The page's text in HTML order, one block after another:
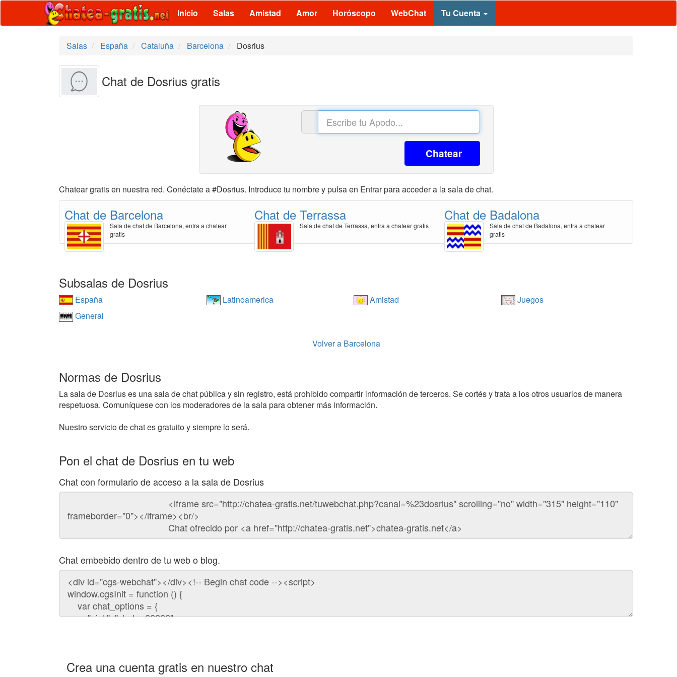
Inicio Salas Amistad Amor Horóscopo WebChat Tu Cuenta
Salas España Cataluña Barcelona Dosrius
Chat de Dosrius gratis
Chatear
Chatear gratis en nuestra red. Conéctate a #Dosrius. Introduce tu nombre y pulsa en Entrar para acceder a la sala de chat.
Chat de Barcelona
Sala de chat de Barcelona, entra a chatear
gratis
Chat de Terrassa
Sala de chat de Terrassa, entra a chatear gratis
Chat de Badalona
Sala de chat de Badalona, entra a chatear
gratis
Subsalas de Dosrius
España Latinoamerica Amistad
Juegos
General
Volver a Barcelona
Normas de Dosrius
La sala de Dosrius es una sala de chat pública y sin registro, está prohibido compartir información de terceros. Se cortés y trata a los otros usuarios de manera
respetuosa. Comuníquese con los moderadores de la sala para obtener más información.
Nuestro servicio de chat es gratuito y siempre lo será.
Pon el chat de Dosrius en tu web
Chat con formulario de acceso a la sala de Dosrius
Código
chat
Chat embebido dentro de tu web o blog.
Código
para
embeber
chat
Crea una cuenta gratis en nuestro chat